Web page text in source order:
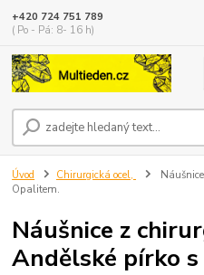
+420 724 751 789
( Po - Pá: 8- 16 h)
Úvod Chirurgická ocel,
Opalitem.
Náušnice z
Andělské pírko